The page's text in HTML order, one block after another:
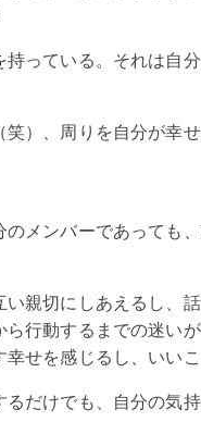
っている。それは自
）、周りを自分が幸
メンバーであっても
親切にしあえるし、
行動するまでの迷い
せを感じるし、いい
だけでも、自分の気